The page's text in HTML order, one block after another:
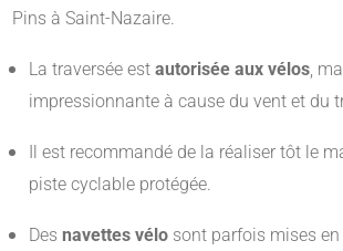
Pins à Saint-Nazaire.
La traversée est autorisée aux vélos,
impressionnante à cause du vent et du
Il est recommandé de la réaliser tôt le
piste cyclable protégée.
Des navettes vélo sont parfois mises